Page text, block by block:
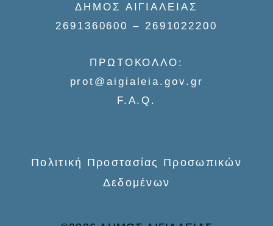
ΔΗΜΟΣ ΑΙΓΙΑΛΕΙΑΣ
2691360600 – 2691022200
ΠΡΩΤΟΚΟΛΛΟ:
prot@aigialeia.gov.gr
F.A.Q.
Πολιτική Προστασίας Προσωπικών
Δεδομένων